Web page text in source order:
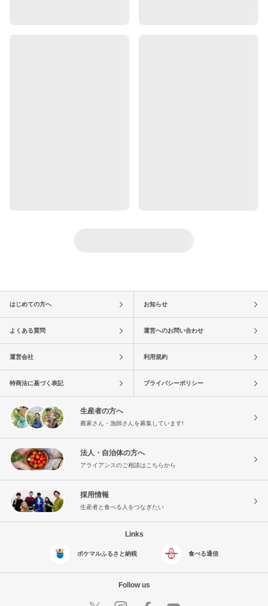
はじめての方へ お知らせ
よくある質問 運営へのお問い合わせ
運営会社 利用規約
特商法に基づく表記 プライバシーポリシー
生産者の方へ
農家さん・漁師さんを募集しています!
法人・自治体の方へ
アライアンスのご相談はこちらから
採用情報
生産者と食べる人をつなぎたい
Links
ポケマルふるさと納税 食べる通信
Follow us